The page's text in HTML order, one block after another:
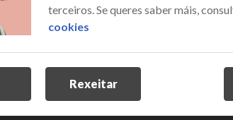
un identificador de nome de
e é responsabilidade do
co seu identificador de usuario. A
isto é, unha clave de polo menos 8
ou signos de puntuación.
terceiros. Se queres saber máis,
cookies
Rexeitar